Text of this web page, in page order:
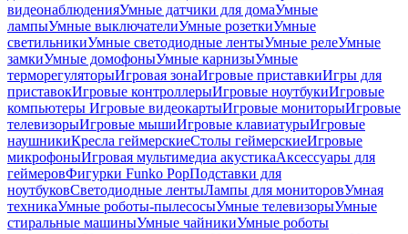
видеонаблюденияУмные датчики для домаУмные
лампыУмные выключателиУмные розеткиУмные
светильникиУмные светодиодные лентыУмные релеУмные
замкиУмные домофоныУмные карнизыУмные
терморегуляторыИгровая зонаИгровые приставкиИгры для
приставокИгровые контроллерыИгровые ноутбукиИгровые
компьютеры Игровые видеокартыИгровые мониторыИгровые
телевизорыИгровые мышиИгровые клавиатурыИгровые
наушникиКресла геймерскиеСтолы геймерскиеИгровые
микрофоныИгровая мультимедиа акустикаАксессуары для
геймеровФигурки Funko PopПодставки для
ноутбуковСветодиодные лентыЛампы для мониторовУмная
техникаУмные роботы-пылесосыУмные телевизорыУмные
стиральные машиныУмные чайникиУмные роботы